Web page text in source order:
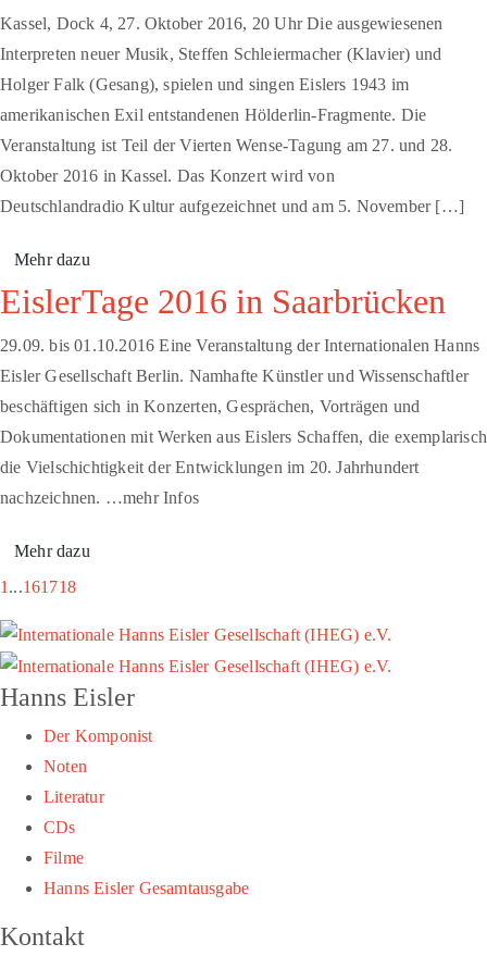
Kassel, Dock 4, 27. Oktober 2016, 20 Uhr Die ausgewiesenen
Interpreten neuer Musik, Steffen Schleiermacher (Klavier) und
Holger Falk (Gesang), spielen und singen Eislers 1943 im
amerikanischen Exil entstandenen Hölderlin-Fragmente. Die
Veranstaltung ist Teil der Vierten Wense-Tagung am 27. und 28.
Oktober 2016 in Kassel. Das Konzert wird von
Deutschlandradio Kultur aufgezeichnet und am 5. November […]
Mehr dazu
EislerTage 2016 in Saarbrücken
29.09. bis 01.10.2016 Eine Veranstaltung der Internationalen Hanns
Eisler Gesellschaft Berlin. Namhafte Künstler und Wissenschaftler
beschäftigen sich in Konzerten, Gesprächen, Vorträgen und
Dokumentationen mit Werken aus Eislers Schaffen, die exemplarisch
die Vielschichtigkeit der Entwicklungen im 20. Jahrhundert
nachzeichnen. …mehr Infos
Mehr dazu
1 ...161718
Hanns Eisler
Der Komponist
Noten
Literatur
CDs
Filme
Hanns Eisler Gesamtausgabe
Kontakt